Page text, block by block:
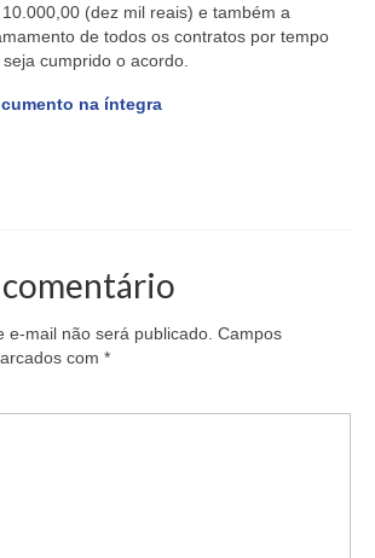
(dez mil reais) e também a
de todos os contratos por tempo
cumprido o acordo.
na íntegra
e-mail não será publicado. Campos
com *